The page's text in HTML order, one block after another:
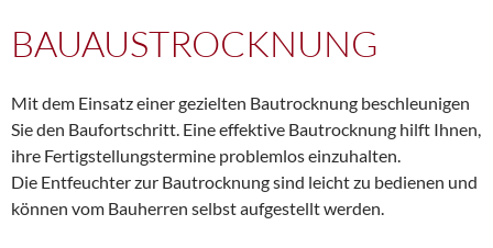
BAUAUSTROCKNUNG
Mit dem Einsatz einer gezielten Bautrocknung beschleunigen
Sie den Baufortschritt. Eine effektive Bautrocknung hilft Ihnen,
ihre Fertigstellungstermine problemlos einzuhalten.
Die Entfeuchter zur Bautrocknung sind leicht zu bedienen und
können vom Bauherren selbst aufgestellt werden.